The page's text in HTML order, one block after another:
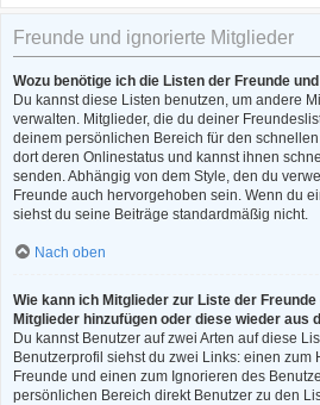
Freunde und ignorierte Mitglieder
Wozu benötige ich die Listen der Freunde
Du kannst diese Listen benutzen, um andere
verwalten. Mitglieder, die du deiner
deinem persönlichen Bereich für den
dort deren Onlinestatus und kannst ihnen
senden. Abhängig von dem Style, den du
Freunde auch hervorgehoben sein. Wenn du
siehst du seine Beiträge standardmäßig nicht.
Nach oben
Wie kann ich Mitglieder zur Liste der
Mitglieder hinzufügen oder diese wieder aus
Du kannst Benutzer auf zwei Arten auf diese
Benutzerprofil siehst du zwei Links: einen zum
Freunde und einen zum Ignorieren des
persönlichen Bereich direkt Benutzer zu den